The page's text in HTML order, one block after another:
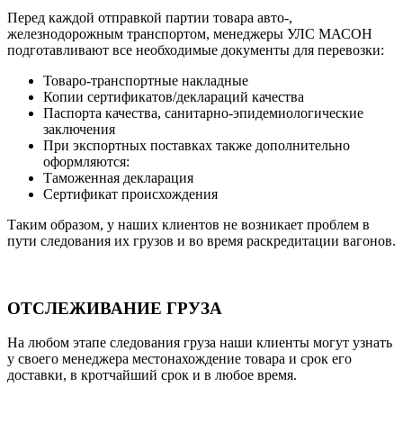
Перед каждой отправкой партии товара авто-,
железнодорожным транспортом, менеджеры УЛС МАСОН
подготавливают все необходимые документы для перевозки:
Товаро-транспортные накладные
Копии сертификатов/деклараций качества
Паспорта качества, санитарно-эпидемиологические
заключения
При экспортных поставках также дополнительно
оформляются:
Таможенная декларация
Сертификат происхождения
Таким образом, у наших клиентов не возникает проблем в
пути следования их грузов и во время раскредитации вагонов.
ОТСЛЕЖИВАНИЕ ГРУЗА
На любом этапе следования груза наши клиенты могут узнать
у своего менеджера местонахождение товара и срок его
доставки, в кротчайший срок и в любое время.